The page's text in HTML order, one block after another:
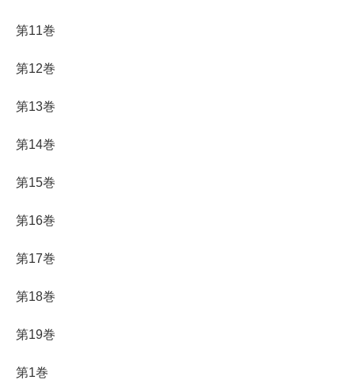
第11巻
第12巻
第13巻
第14巻
第15巻
第16巻
第17巻
第18巻
第19巻
第1巻